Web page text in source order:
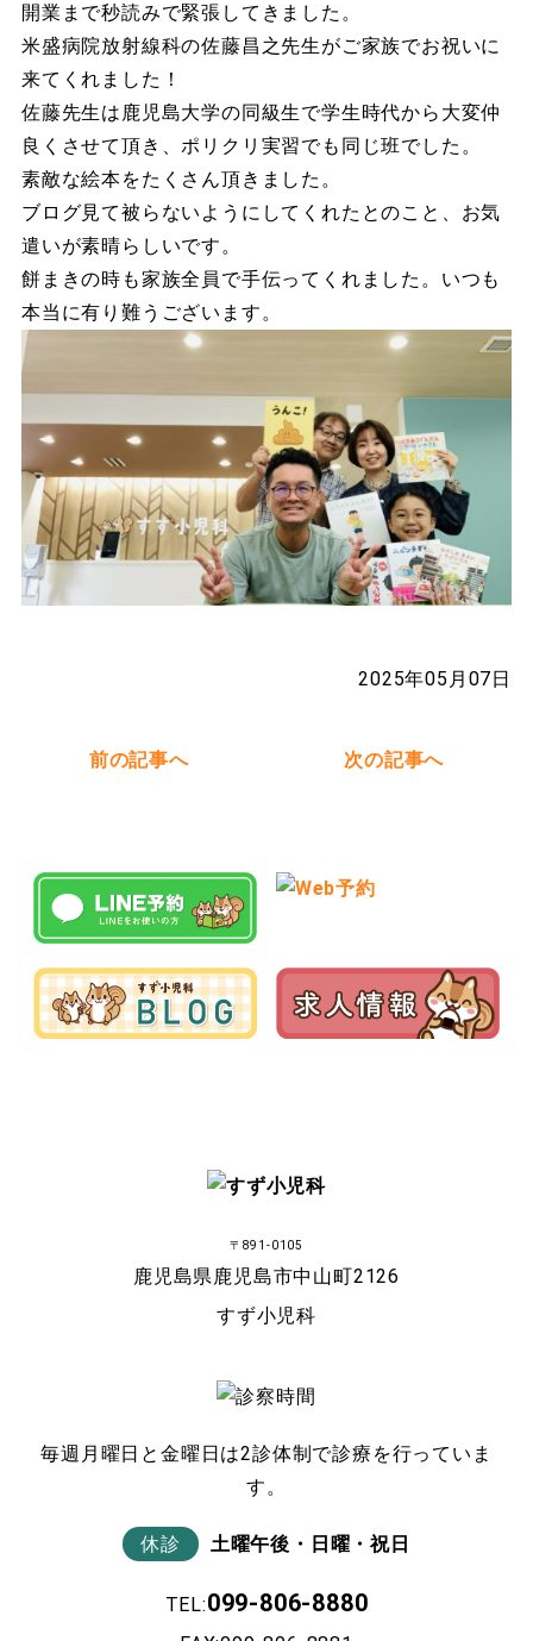
開業まで秒読みで緊張してきました。
米盛病院放射線科の佐藤昌之先生がご家族でお祝いに
来てくれました！
佐藤先生は鹿児島大学の同級生で学生時代から大変仲
良くさせて頂き、ポリクリ実習でも同じ班でした。
素敵な絵本をたくさん頂きました。
ブログ見て被らないようにしてくれたとのこと、お気
遣いが素晴らしいです。
餅まきの時も家族全員で手伝ってくれました。いつも
本当に有り難うございます。
2025年05月07日
前の記事へ 次の記事へ
〒891-0105
鹿児島県鹿児島市中山町2126
すず小児科
毎週月曜日と金曜日は2診体制で診療を行っていま
す。
休診 土曜午後・日曜・祝日
TEL:099-806-8880